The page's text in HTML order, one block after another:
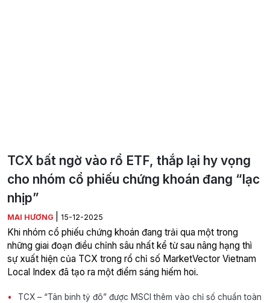
TCX bất ngờ vào rổ ETF, thắp lại hy vọng
cho nhóm cổ phiếu chứng khoán đang “lạc
nhịp”
MAI HƯƠNG 15-12-2025
Khi nhóm cổ phiếu chứng khoán đang trải qua một trong
những giai đoạn điều chỉnh sâu nhất kể từ sau nâng hạng thì
sự xuất hiện của TCX trong rổ chỉ số MarketVector Vietnam
Local Index đã tạo ra một điểm sáng hiếm hoi.
TCX – “Tân binh tỷ đô” được MSCI thêm vào chỉ số chuẩn toàn